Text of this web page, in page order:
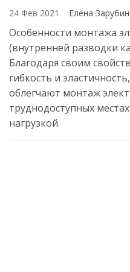
24 Фев 2021 Елена
Особенности монтажа
(внутренней разводки
Благодаря своим
гибкость и
облегчают монтаж
труднодоступных
нагрузкой.